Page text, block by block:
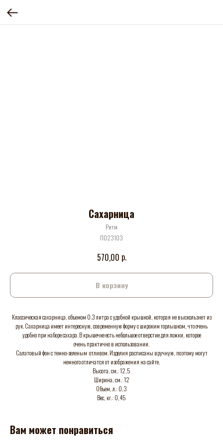
Сахарница
Ритм
П023103
570,00 р.
В корзину
Классическая сахарница, объемом 0.3 литра с удобной крышкой, которая не выскользнет из
рук. Сахарница имеет интересную, современную форму с широким горлышком, что очень
удобно при наборе сахара. В крышечке есть небольшое отверстие для ложки, которое
очень практично в использовании.
Салатовый фон с темно-зеленым отливом. Изделия расписаны вручную, поэтому могут
немного отличатся от изображения на сайте.
Высота, см.: 12,5
Ширина, см.: 12
Объем, л.: 0,3
Вес, кг.: 0,45
Вам может понравиться